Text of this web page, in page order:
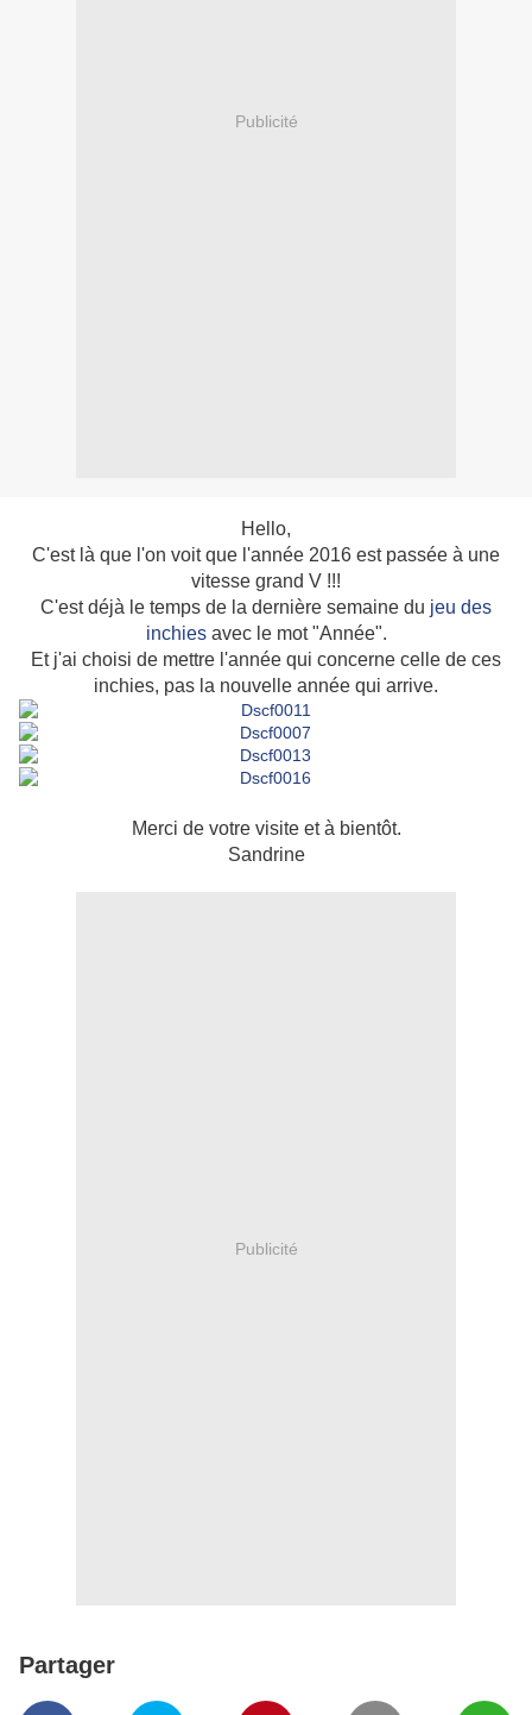
Publicité
Hello,
C'est là que l'on voit que l'année 2016 est passée à une
vitesse grand V !!!
C'est déjà le temps de la dernière semaine du jeu des
inchiesavec le mot "Année".
Et j'ai choisi de mettre l'année qui concerne celle de ces
inchies, pas la nouvelle année qui arrive.
Merci de votre visite et à bientôt.
Sandrine
Publicité
Partager